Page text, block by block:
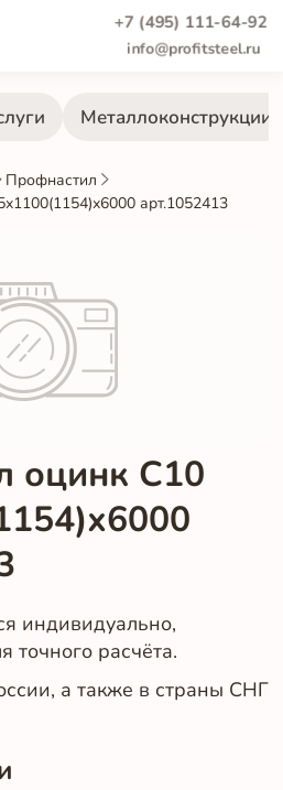
+7 (495) 111-64-92
info@profitsteel.ru
Металлоконструкции
Профнастил
арт.1052413
оцинк С10
индивидуально,
точного расчёта.
а также в страны СНГ